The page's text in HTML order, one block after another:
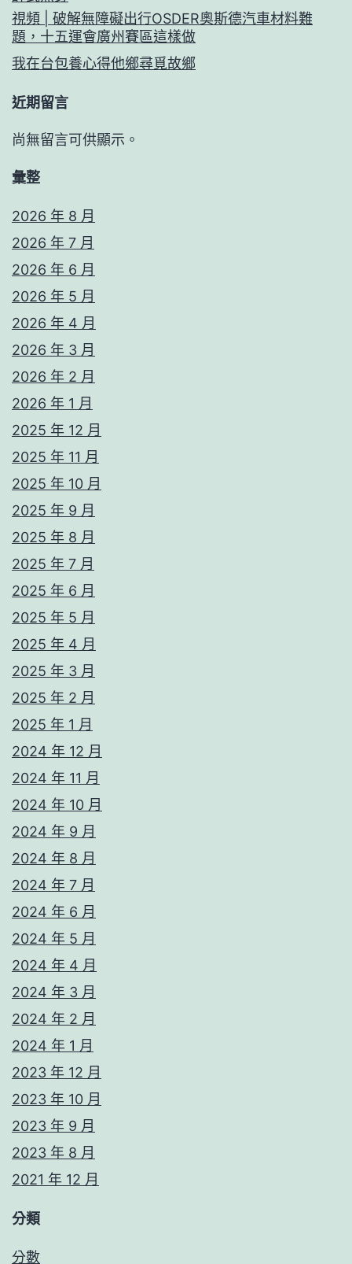
視頻 | 破解無障礙出行OSDER奧斯德汽車材料難
題，十五運會廣州賽區這樣做
我在台包養心得他鄉尋覓故鄉
近期留言
尚無留言可供顯示。
彙整
2026 年 8 月
2026 年 7 月
2026 年 6 月
2026 年 5 月
2026 年 4 月
2026 年 3 月
2026 年 2 月
2026 年 1 月
2025 年 12 月
2025 年 11 月
2025 年 10 月
2025 年 9 月
2025 年 8 月
2025 年 7 月
2025 年 6 月
2025 年 5 月
2025 年 4 月
2025 年 3 月
2025 年 2 月
2025 年 1 月
2024 年 12 月
2024 年 11 月
2024 年 10 月
2024 年 9 月
2024 年 8 月
2024 年 7 月
2024 年 6 月
2024 年 5 月
2024 年 4 月
2024 年 3 月
2024 年 2 月
2024 年 1 月
2023 年 12 月
2023 年 10 月
2023 年 9 月
2023 年 8 月
2021 年 12 月
分類
分數